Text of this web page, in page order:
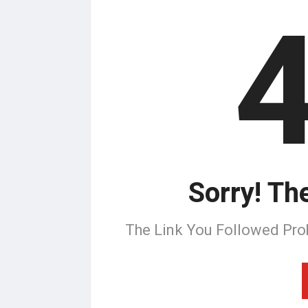
Sorry!
The Link You Followed